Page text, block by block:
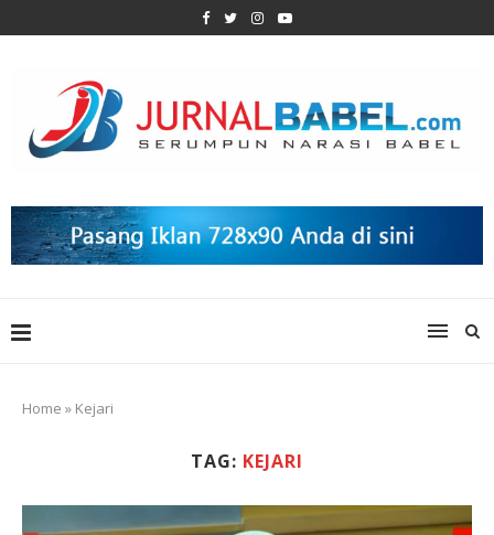
Home » Kejari
TAG: KEJARI